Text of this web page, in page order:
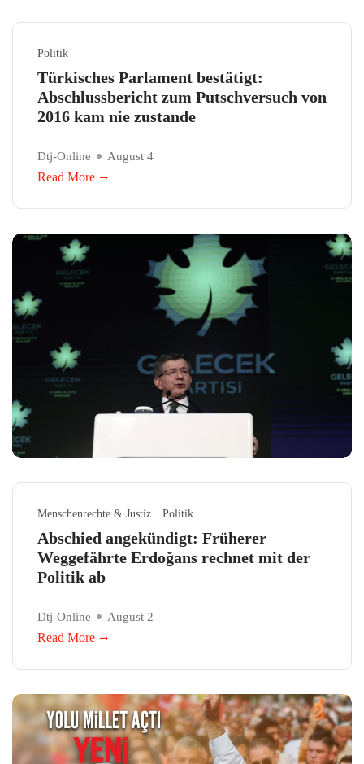
Politik
Türkisches Parlament bestätigt:
Abschlussbericht zum Putschversuch von
2016 kam nie zustande
Dtj-Online August 4
Read More
Menschenrechte & Justiz Politik
Abschied angekündigt: Früherer
Weggefährte Erdoğans rechnet mit der
Politik ab
Dtj-Online August 2
Read More